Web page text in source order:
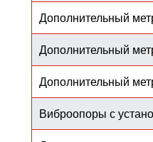
Дополнительный
Дополнительный
Дополнительный
Виброопоры с